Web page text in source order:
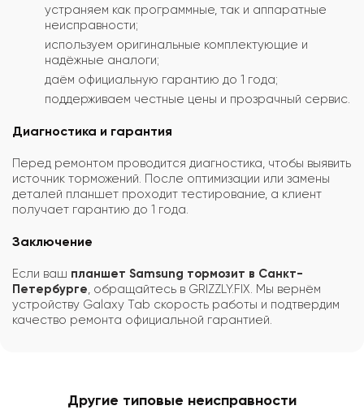
устраняем как программные, так и аппаратные
неисправности;
используем оригинальные комплектующие и
надёжные аналоги;
даём официальную гарантию до 1 года;
поддерживаем честные цены и прозрачный сервис.
Диагностика и гарантия
Перед ремонтом проводится диагностика, чтобы выявить
источник торможений. После оптимизации или замены
деталей планшет проходит тестирование, а клиент
получает гарантию до 1 года.
Заключение
Если ваш планшет Samsung тормозит в Санкт-
Петербурге , обращайтесь в GRIZZLY.FIX. Мы вернём
устройству Galaxy Tab скорость работы и подтвердим
качество ремонта официальной гарантией.
Другие типовые неисправности